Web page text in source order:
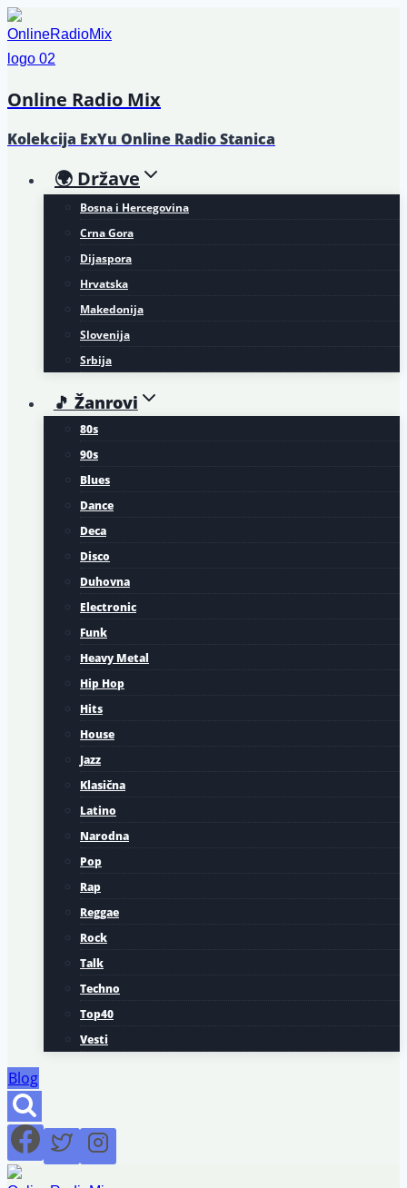
Skip
to
content
Online Radio Mix
Kolekcija ExYu Online Radio Stanica
🌍 Države
Bosna i Hercegovina
Crna Gora
Dijaspora
Hrvatska
Makedonija
Slovenija
Srbija
🎵 Žanrovi
80s
90s
Blues
Dance
Deca
Disco
Duhovna
Electronic
Funk
Heavy Metal
Hip Hop
Hits
House
Jazz
Klasična
Latino
Narodna
Pop
Rap
Reggae
Rock
Talk
Techno
Top40
Vesti
Blog